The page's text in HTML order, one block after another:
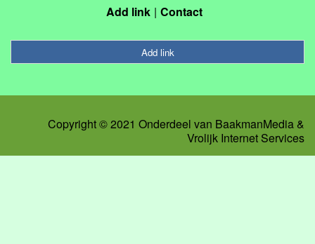
Add link Contact
Add link
Copyright © 2021 Onderdeel van BaakmanMedia &
Vrolijk Internet Services